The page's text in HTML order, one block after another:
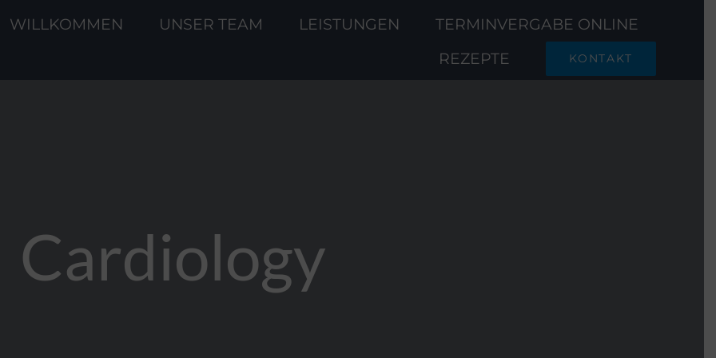
WILLKOMMEN UNSER TEAM LEISTUNGEN
TERMINVERGABE ONLINE
REZEPTE
KONTAKT
Cardiology